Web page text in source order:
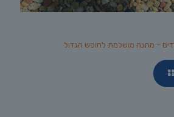
– מתנה מושלמת לחופש הגדול